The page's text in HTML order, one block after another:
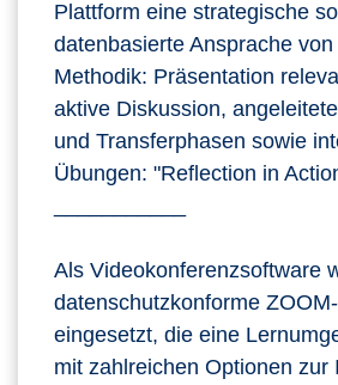
Plattform eine strategische
datenbasierte Ansprache
Methodik: Präsentation
aktive Diskussion,
und Transferphasen sowie
Übungen: "Reflection in
Als Videokonferenzsoftware
datenschutzkonforme
eingesetzt, die eine
mit zahlreichen Optionen zur